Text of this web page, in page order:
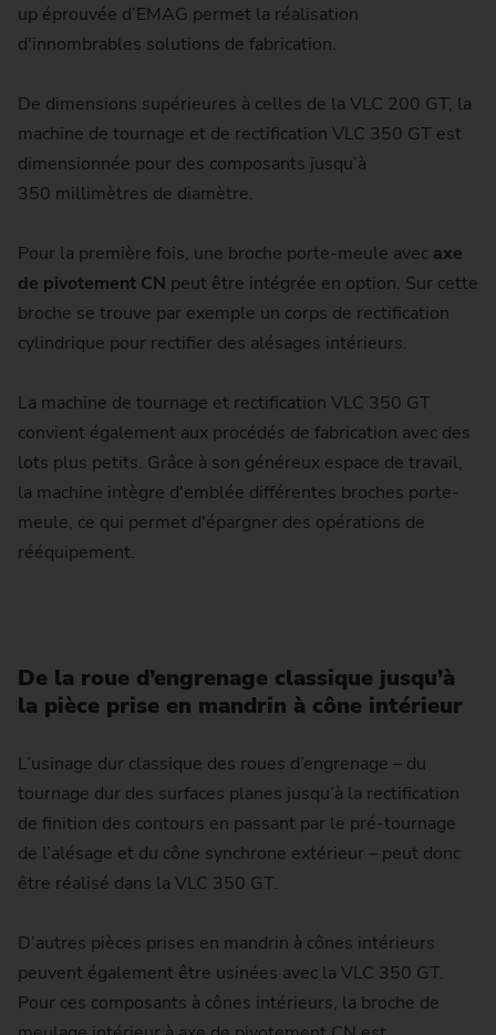
up éprouvée d’EMAG permet la réalisation
d'innombrables solutions de fabrication.
De dimensions supérieures à celles de la VLC 200 GT, la
machine de tournage et de rectification VLC 350 GT est
dimensionnée pour des composants jusqu’à
350 millimètres de diamètre.
Pour la première fois, une broche porte-meule avec axe
de pivotement CN peut être intégrée en option. Sur cette
broche se trouve par exemple un corps de rectification
cylindrique pour rectifier des alésages intérieurs.
La machine de tournage et rectification VLC 350 GT
convient également aux procédés de fabrication avec des
lots plus petits. Grâce à son généreux espace de travail,
la machine intègre d'emblée différentes broches porte-
meule, ce qui permet d'épargner des opérations de
rééquipement.
De la roue d’engrenage classique jusqu’à
la pièce prise en mandrin à cône intérieur
L’usinage dur classique des roues d’engrenage – du
tournage dur des surfaces planes jusqu’à la rectification
de finition des contours en passant par le pré-tournage
de l’alésage et du cône synchrone extérieur – peut donc
être réalisé dans la VLC 350 GT.
D’autres pièces prises en mandrin à cônes intérieurs
peuvent également être usinées avec la VLC 350 GT.
Pour ces composants à cônes intérieurs, la broche de